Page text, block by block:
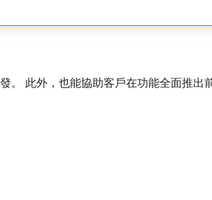
此外，也能協助客戶在功能全面推出